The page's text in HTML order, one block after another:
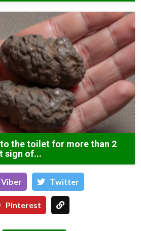
to the toilet for more than 2
sign of...
Viber Тwitter
Pinterest